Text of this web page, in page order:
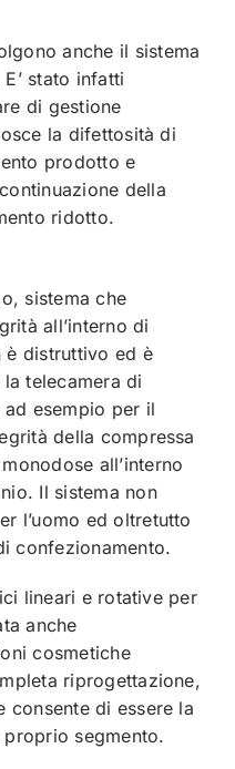
anche il sistema
stato infatti
di gestione
la difettosità di
prodotto e
della
ridotto.
sistema che
all’interno di
è distruttivo ed è
telecamera di
esempio per il
della compressa
all’interno
Il sistema non
l’uomo ed oltretutto
confezionamento.
lineari e rotative per
anche
cosmetiche
riprogettazione,
consente di essere la
segmento.